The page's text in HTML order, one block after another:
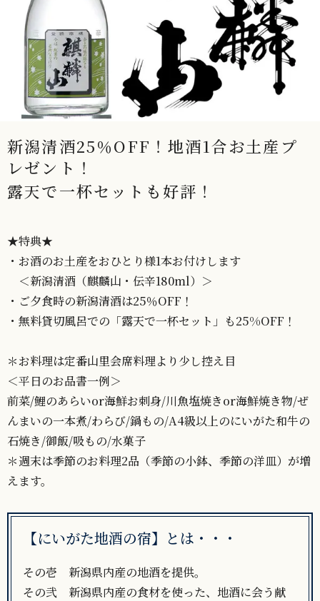
新潟清酒25％OFF！地酒1合お土産プ
レゼント！
露天で一杯セットも好評！
★特典★
・お酒のお土産をおひとり様1本お付けします
＜新潟清酒（麒麟山・伝辛180ml）＞
・ご夕食時の新潟清酒は25％OFF！
・無料貸切風呂での「露天で一杯セット」も25%OFF！
＊お料理は定番山里会席料理より少し控え目
＜平日のお品書一例＞
前菜/鯉のあらいor海鮮お刺身/川魚塩焼きor海鮮焼き物/ぜ
んまいの一本煮/わらび/鍋もの/A4級以上のにいがた和牛の
石焼き/御飯/吸もの/水菓子
＊週末は季節のお料理2品（季節の小鉢、季節の洋皿）が増
えます。
【にいがた地酒の宿】とは・・・
その壱 新潟県内産の地酒を提供。
その弐 新潟県内産の食材を使った、地酒に会う献